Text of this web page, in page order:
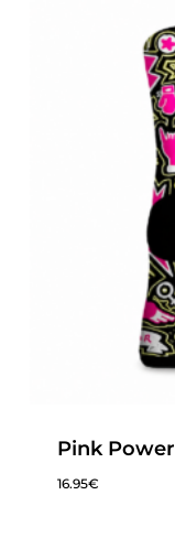
Pink Power
16.95€